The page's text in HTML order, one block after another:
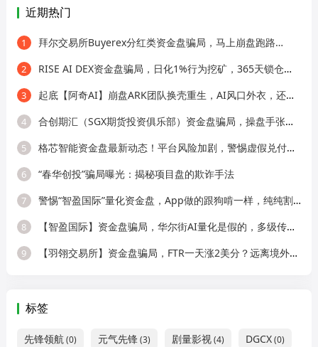
近期热门
1 拜尔交易所Buyerex分红类资金盘骗局，马上崩盘跑路…
2 RISE AI DEX资金盘骗局，日化1%行为挖矿，365天锁仓，纯庞氏骗局
3 起底【阿奇AI】崩盘ARK团队换壳重生，AI风口外衣，还是老牌分销套路！
4 合创期汇（SGX期货投资俱乐部）资金盘骗局，操盘手张奕多次收割山东会员，看
5 格芯智能资金盘最新动态！平台风险加剧，警惕虚假兑付二次诈骗！
6 “春华创投”骗局曝光：揭秘项目盘的欺诈手法
7 警惕“智盈国际”量化资金盘，App做的跟狗啃一样，纯纯割韭菜！
8 【智盈国际】资金盘骗局，华尔街AI量化是假的，多级传销圈钱是真的！
9 【羽翎交易所】资金盘骗局，FTR一天涨2美分？远离境外园区杀猪盘！
标签
先锋领航(0) 元气先锋(3) 剧量影视(4) DGCX(0)